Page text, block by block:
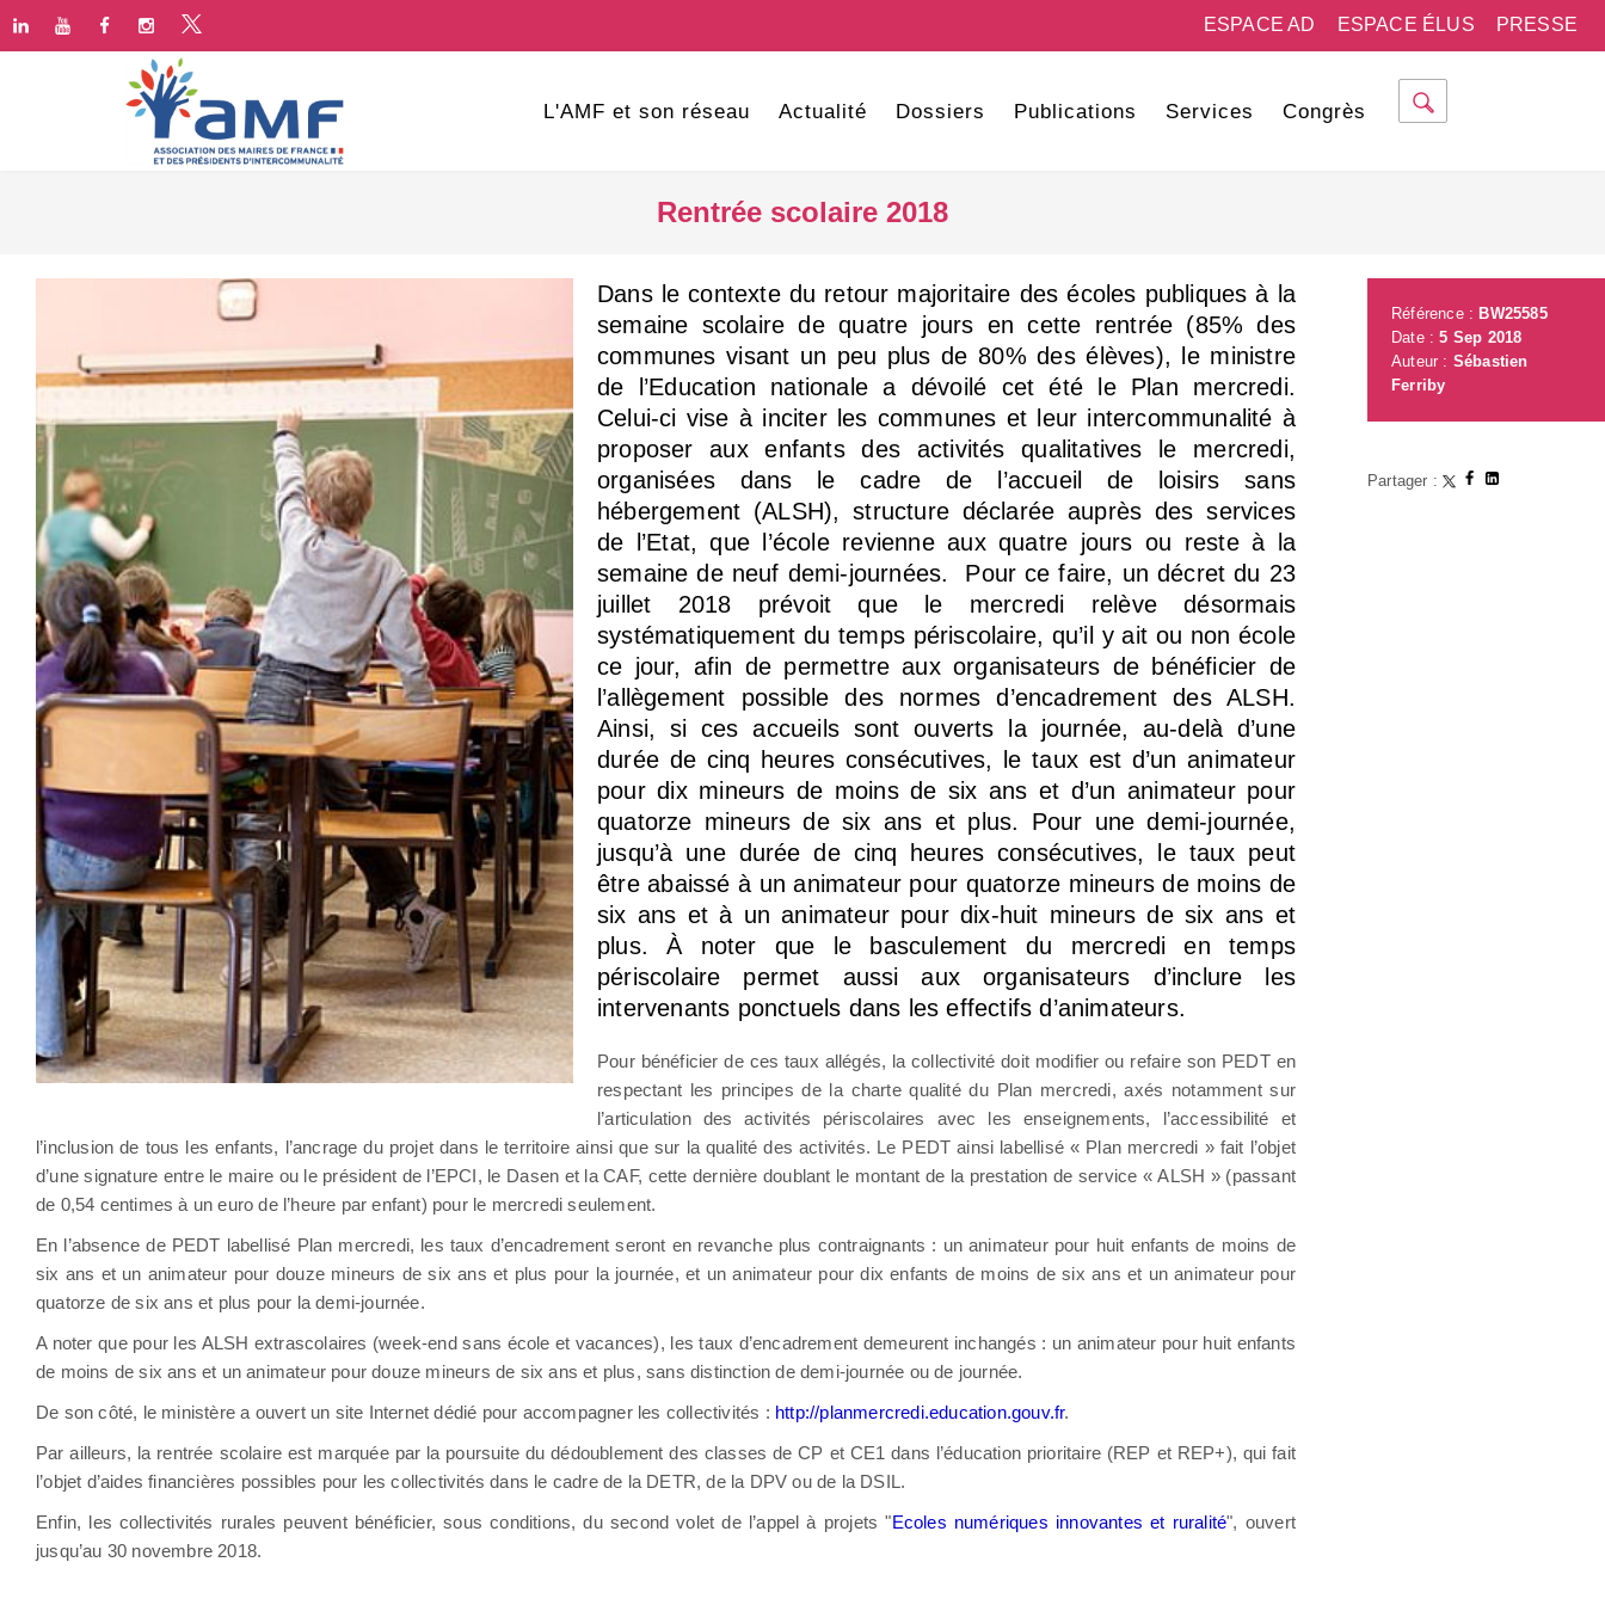
PRESSE
ESPACE ÉLUS
ESPACE AD
L'AMF et son réseau Actualité Dossiers Publications Services Congrès
Rentrée scolaire 2018
Dans le contexte du retour majoritaire des écoles publiques à la
semaine scolaire de quatre jours en cette rentrée (85% des
communes visant un peu plus de 80% des élèves), le ministre
de l’Education nationale a dévoilé cet été le Plan mercredi.
Celui-ci vise à inciter les communes et leur intercommunalité à
proposer aux enfants des activités qualitatives le mercredi,
organisées dans le cadre de l’accueil de loisirs sans
hébergement (ALSH), structure déclarée auprès des services
de l’Etat, que l’école revienne aux quatre jours ou reste à la
semaine de neuf demi-journées. Pour ce faire, un décret du 23
juillet 2018 prévoit que le mercredi relève désormais
systématiquement du temps périscolaire, qu’il y ait ou non école
ce jour, afin de permettre aux organisateurs de bénéficier de
l’allègement possible des normes d’encadrement des ALSH.
Ainsi, si ces accueils sont ouverts la journée, au-delà d’une
durée de cinq heures consécutives, le taux est d’un animateur
pour dix mineurs de moins de six ans et d’un animateur pour
quatorze mineurs de six ans et plus. Pour une demi-journée,
jusqu’à une durée de cinq heures consécutives, le taux peut
être abaissé à un animateur pour quatorze mineurs de moins de
six ans et à un animateur pour dix-huit mineurs de six ans et
plus. À noter que le basculement du mercredi en temps
périscolaire permet aussi aux organisateurs d’inclure les
intervenants ponctuels dans les effectifs d’animateurs.
Pour bénéficier de ces taux allégés, la collectivité doit modifier ou refaire son PEDT en
respectant les principes de la charte qualité du Plan mercredi, axés notamment sur
l’articulation des activités périscolaires avec les enseignements, l’accessibilité et
l’inclusion de tous les enfants, l’ancrage du projet dans le territoire ainsi que sur la qualité des activités. Le PEDT ainsi labellisé « Plan mercredi » fait l’objet
d’une signature entre le maire ou le président de l’EPCI, le Dasen et la CAF, cette dernière doublant le montant de la prestation de service « ALSH » (passant
de 0,54 centimes à un euro de l’heure par enfant) pour le mercredi seulement.
En l’absence de PEDT labellisé Plan mercredi, les taux d’encadrement seront en revanche plus contraignants : un animateur pour huit enfants de moins de
six ans et un animateur pour douze mineurs de six ans et plus pour la journée, et un animateur pour dix enfants de moins de six ans et un animateur pour
quatorze de six ans et plus pour la demi-journée.
A noter que pour les ALSH extrascolaires (week-end sans école et vacances), les taux d’encadrement demeurent inchangés : un animateur pour huit enfants
de moins de six ans et un animateur pour douze mineurs de six ans et plus, sans distinction de demi-journée ou de journée.
De son côté, le ministère a ouvert un site Internet dédié pour accompagner les collectivités : http://planmercredi.education.gouv.fr.
Par ailleurs, la rentrée scolaire est marquée par la poursuite du dédoublement des classes de CP et CE1 dans l’éducation prioritaire (REP et REP+), qui fait
l’objet d’aides financières possibles pour les collectivités dans le cadre de la DETR, de la DPV ou de la DSIL.
Enfin, les collectivités rurales peuvent bénéficier, sous conditions, du second volet de l’appel à projets "Ecoles numériques innovantes et ruralité", ouvert
jusqu’au 30 novembre 2018.
Référence : BW25585
Date :5 Sep 2018
Auteur : Sébastien
Ferriby
Partager :